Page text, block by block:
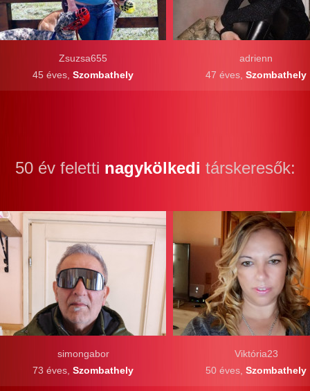
Zsuzsa655
45 éves, Szombathely
adrienn
47 éves, Szombathely
50 év feletti nagykölkedi társkeresők:
Viktória23
50 éves, Szombathely
simongabor
73 éves, Szombathely